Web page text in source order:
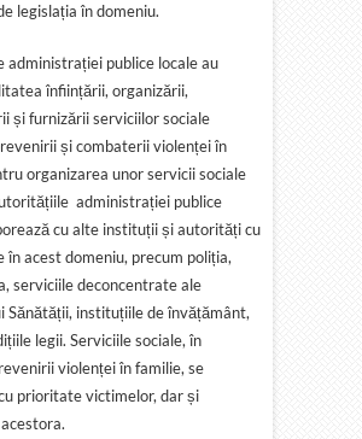
legislația în domeniu.
administrației publice locale au
înființării, organizării,
și furnizării serviciilor sociale
și combaterii violenței în
organizarea unor servicii sociale
administrației publice
cu alte instituții și autorități cu
în acest domeniu, precum poliția,
serviciile deconcentrate ale
Sănătății, instituțiile de învățământ,
legii. Serviciile sociale, în
violenței în familie, se
prioritate victimelor, dar și